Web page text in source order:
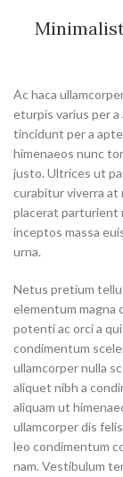
Ac haca
eturpis varius per a
tincidunt per a
himenaeos nunc
justo. Ultrices ut
curabitur viverra at
placerat parturient
inceptos massa
urna.
Netus pretium
elementum magna
potenti ac orci a
condimentum
ullamcorper nulla
aliquet nibh a
aliquam ut
ullamcorper dis
leo condimentum
nam. Vestibulum